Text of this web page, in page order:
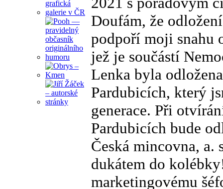
Doufám, že
podpoří moji snahu
jež je součástí
Lenka byla
Pardubicích, který
generace. Při
Pardubicích bude
Česká mincovna, a.
dukátem do
marketingovému